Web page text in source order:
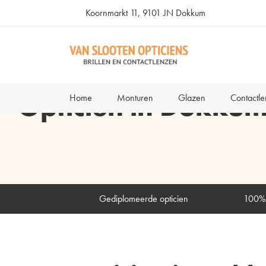
Koornmarkt 11, 9101 JN Dokkum
Home Monturen Glazen
Opticien in
Gediplomeerde opticien